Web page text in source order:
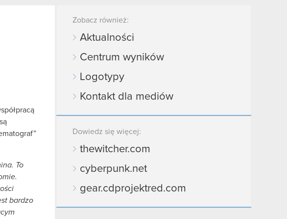
To
bardzo
Zobacz również:
Aktualności
Centrum wyników
Logotypy
Kontakt dla mediów
Dowiedz się więcej:
thewitcher.com
cyberpunk.net
gear.cdprojektred.com